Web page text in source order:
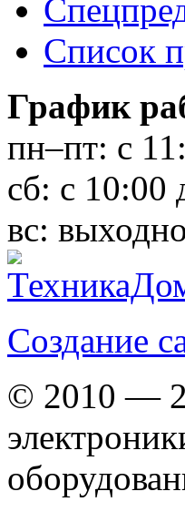
Список
График
пн–пт: с
сб: с 10:00
вс:
Создание
© 2010 —